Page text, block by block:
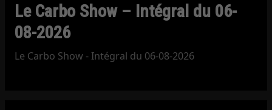
Le Carbo Show – Intégral du 06-
08-2026
Le Carbo Show - Intégral du 06-08-2026